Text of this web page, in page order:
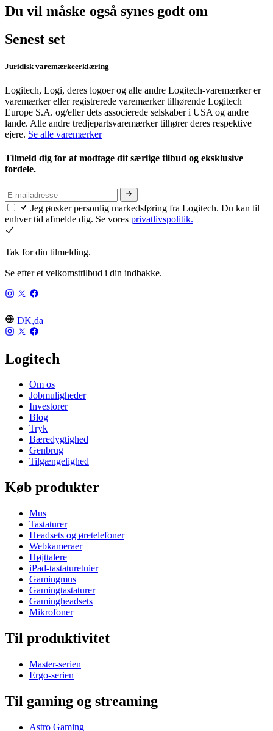
Du vil måske også synes godt om
Senest set
Juridisk varemærkeerklæring
Logitech, Logi, deres logoer og alle andre Logitech-varemærker er
varemærker eller registrerede varemærker tilhørende Logitech
Europe S.A. og/eller dets associerede selskaber i USA og andre
lande. Alle andre tredjepartsvaremærker tilhører deres respektive
ejere. Se alle varemærker
Tilmeld dig for at modtage dit særlige tilbud og eksklusive
fordele.
Jeg ønsker personlig markedsføring fra Logitech. Du kan til
enhver tid afmelde dig. Se vores privatlivspolitik.
Tak for din tilmelding.
Se efter et velkomsttilbud i din indbakke.
DK,da
Logitech
Om os
Jobmuligheder
Investorer
Blog
Tryk
Bæredygtighed
Genbrug
Tilgængelighed
Køb produkter
Mus
Tastaturer
Headsets og øretelefoner
Webkameraer
Højttalere
iPad-tastaturetuier
Gamingmus
Gamingtastaturer
Gamingheadsets
Mikrofoner
Til produktivitet
Master-serien
Ergo-serien
Til gaming og streaming
Astro Gaming